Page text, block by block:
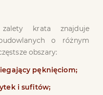
krata znajduje
o różnym
obszary:
pęknięciom;
i sufitów;